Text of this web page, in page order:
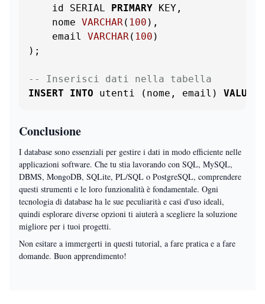
    id SERIAL
PRIMARY KEY,
    nome
VARCHAR ( 100 ),
    email
VARCHAR ( 100 )
);
-- Inserisci dati nella tabella
INSERT
INTO utenti (nome, email) VALUES
Conclusione
I database sono essenziali per gestire i dati in modo efficiente nelle
applicazioni software. Che tu stia lavorando con SQL, MySQL,
DBMS, MongoDB, SQLite, PL/SQL o PostgreSQL, comprendere
questi strumenti e le loro funzionalità è fondamentale. Ogni
tecnologia di database ha le sue peculiarità e casi d'uso ideali,
quindi esplorare diverse opzioni ti aiuterà a scegliere la soluzione
migliore per i tuoi progetti.
Non esitare a immergerti in questi tutorial, a fare pratica e a fare
domande. Buon apprendimento!